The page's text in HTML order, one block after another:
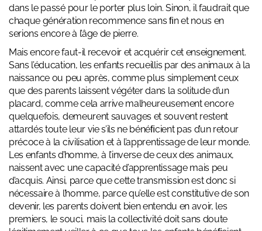
dans le passé pour le porter plus loin. Sinon, il faudrait que
chaque génération recommence sans ﬁn et nous en
serions encore à l’âge de pierre.
Mais encore faut-il recevoir et acquérir cet enseignement.
Sans l’éducation, les enfants recueillis par des animaux à la
naissance ou peu après, comme plus simplement ceux
que des parents laissent végéter dans la solitude d’un
placard, comme cela arrive malheureusement encore
quelquefois, demeurent sauvages et souvent restent
attardés toute leur vie s’ils ne bénéﬁcient pas d’un retour
précoce à la civilisation et à l’apprentissage de leur monde.
Les enfants d’homme, à l’inverse de ceux des animaux,
naissent avec une capacité d’apprentissage mais peu
d’acquis. Ainsi, parce que cette transmission est donc si
nécessaire à l’homme, parce qu’elle est constitutive de son
devenir, les parents doivent bien entendu en avoir, les
premiers, le souci, mais la collectivité doit sans doute